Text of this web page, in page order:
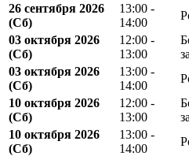
26 сентября 2026
(Сб)
13:00 -
14:00
03 октября 2026
(Сб)
12:00 -
13:00
03 октября 2026
(Сб)
13:00 -
14:00
10 октября 2026
(Сб)
12:00 -
13:00
10 октября 2026
(Сб)
13:00 -
14:00